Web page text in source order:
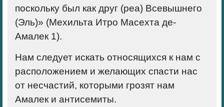
поскольку был как друг (реа) Всевышнего
(Эль)» (Мехильта Итро Масехта де-
Амалек 1).
Нам следует искать относящихся к нам с
расположением и желающих спасти нас
от несчастий, которыми грозят нам
Амалек и антисемиты.